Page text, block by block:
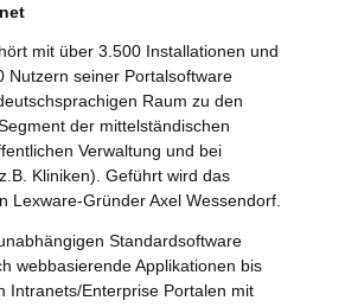
mit über 3.500 Installationen und
Nutzern seiner Portalsoftware
Raum zu den
der mittelständischen
Verwaltung und bei
Kliniken). Geführt wird das
Lexware-Gründer Axel Wessendorf.
Standardsoftware
webbasierende Applikationen bis
Intranets/Enterprise Portalen mit